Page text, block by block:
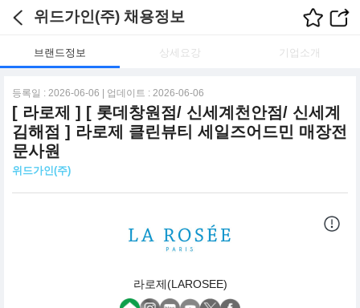
위드가인(주) 채용정보
브랜드정보 상세요강 기업소개
등록일 : 2026-06-06 | 업데이트 : 2026-06-06
[ 라로제 ] [ 롯데창원점/ 신세계천안점/ 신세계
김해점 ] 라로제 클린뷰티 세일즈어드민 매장전
문사원
위드가인(주)
라로제(LAROSEE)